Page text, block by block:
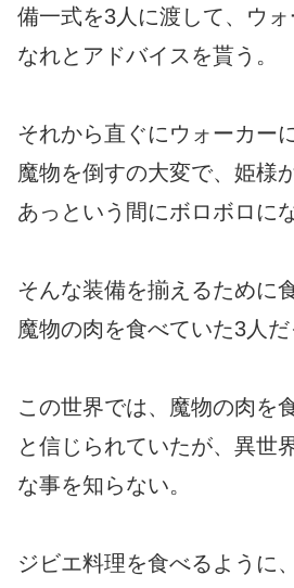
備一式を3人に渡して、ウ
なれとアドバイスを貰う。
それから直ぐにウォーカー
魔物を倒すの大変で、姫様
あっという間にボロボロに
そんな装備を揃えるために
魔物の肉を食べていた3人だ
この世界では、魔物の肉を
と信じられていたが、異世
な事を知らない。
ジビエ料理を食べるように